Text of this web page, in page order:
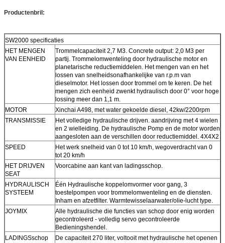
Productenbril:
SW2000 specificaties
HET MENGEN
VAN EENHEID
Trommelcapaciteit 2,7 M3. Concrete output: 2,0 M3 per
partij. Trommelomwenteling door hydraulische motor en
planetarische reductiemiddelen. Het mengen van en het
lossen van snelheidsonafhankelijke van r.p.m van
dieselmotor. Het lossen door trommel om te keren. De het
mengen zich eenheid zwenkt hydraulisch door 0° voor hoge
lossing meer dan 1,1 m.
MOTOR
Xinchai A498, met water gekoelde diesel, 42kw/2200rpm
TRANSMISSIE
Het volledige hydraulische drijven. aandrijving met 4 wielen
en 2 wielleiding. De hydraulische Pomp en de motor worden
aangesloten aan de verschillen door reductiemiddel. 4X4X2
SPEED
Het werk snelheid van 0 tot 10 km/h, wegoverdracht van 0
tot 20 km/h
HET DRIJVEN
SEAT
Voorcabine aan kant van ladingsschop.
HYDRAULISCH
SYSTEEM
Één Hydraulische koppelomvormer voor gang, 3
toestelpompen voor trommelomwenteling en de diensten.
Inham en afzetfilter. Warmtewisselaarwater/olie-lucht type.
JOYMIX
Alle hydraulische die functies van schop door enig worden
gecontroleerd - volledig servo gecontroleerde
Bedieningshendel.
LADINGSschop
De capaciteit 270 liter, voltooit met hydraulische het openen